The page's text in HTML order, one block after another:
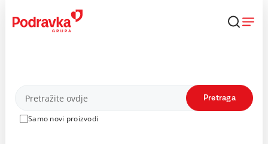
content
Proizvodi
Samo novi proizvodi
Pretraga